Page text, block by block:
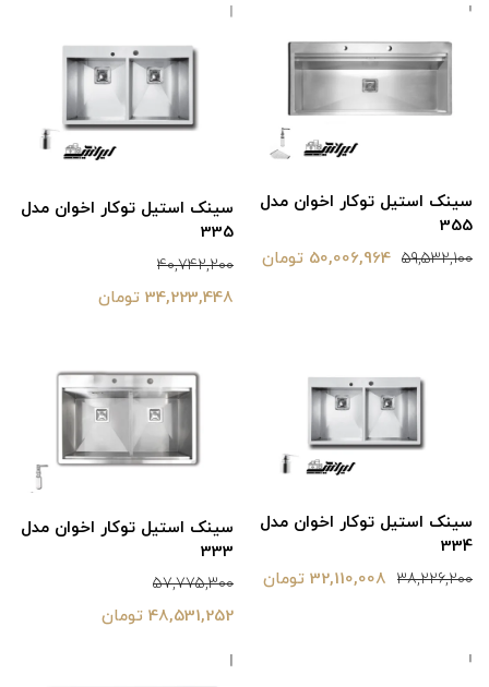
سینک استیل توکار اخوان مدل
355
59,532,100 50,006,964 تومان
سینک استیل توکار اخوان مدل
335
40,742,200
34,223,448 تومان
سینک استیل توکار اخوان مدل
334
38,226,200 32,110,008 تومان
سینک استیل توکار اخوان مدل
333
57,775,300
48,531,252 تومان